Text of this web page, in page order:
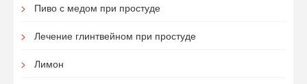
Пиво с медом при простуде
Лечение глинтвейном при простуде
Лимон